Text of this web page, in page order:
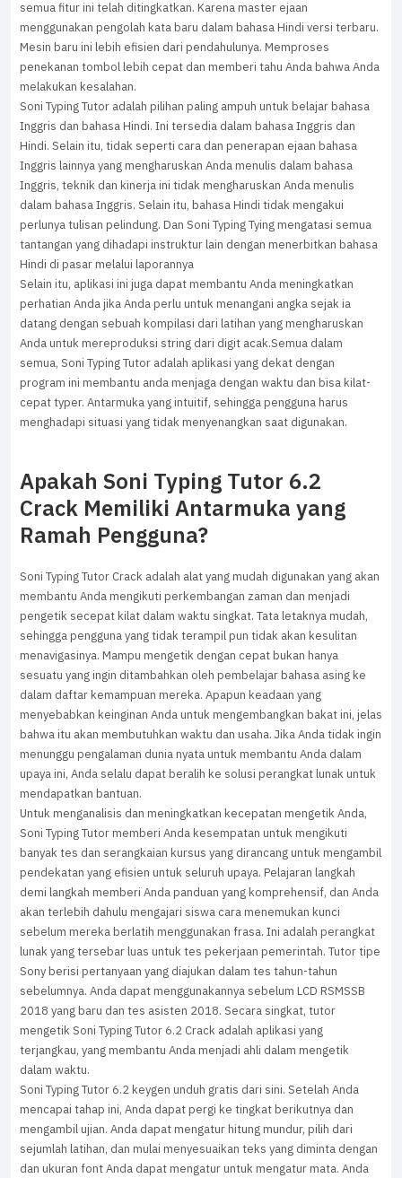
semua fitur ini telah ditingkatkan. Karena master ejaan
menggunakan pengolah kata baru dalam bahasa Hindi versi terbaru.
Mesin baru ini lebih efisien dari pendahulunya. Memproses
penekanan tombol lebih cepat dan memberi tahu Anda bahwa Anda
melakukan kesalahan.
Soni Typing Tutor adalah pilihan paling ampuh untuk belajar bahasa
Inggris dan bahasa Hindi. Ini tersedia dalam bahasa Inggris dan
Hindi. Selain itu, tidak seperti cara dan penerapan ejaan bahasa
Inggris lainnya yang mengharuskan Anda menulis dalam bahasa
Inggris, teknik dan kinerja ini tidak mengharuskan Anda menulis
dalam bahasa Inggris. Selain itu, bahasa Hindi tidak mengakui
perlunya tulisan pelindung. Dan Soni Typing Tying mengatasi semua
tantangan yang dihadapi instruktur lain dengan menerbitkan bahasa
Hindi di pasar melalui laporannya
Selain itu, aplikasi ini juga dapat membantu Anda meningkatkan
perhatian Anda jika Anda perlu untuk menangani angka sejak ia
datang dengan sebuah kompilasi dari latihan yang mengharuskan
Anda untuk mereproduksi string dari digit acak.Semua dalam
semua, Soni Typing Tutor adalah aplikasi yang dekat dengan
program ini membantu anda menjaga dengan waktu dan bisa kilat-
cepat typer. Antarmuka yang intuitif, sehingga pengguna harus
menghadapi situasi yang tidak menyenangkan saat digunakan.
Apakah Soni Typing Tutor 6.2
Crack Memiliki Antarmuka yang
Ramah Pengguna?
Soni Typing Tutor Crack adalah alat yang mudah digunakan yang akan
membantu Anda mengikuti perkembangan zaman dan menjadi
pengetik secepat kilat dalam waktu singkat. Tata letaknya mudah,
sehingga pengguna yang tidak terampil pun tidak akan kesulitan
menavigasinya. Mampu mengetik dengan cepat bukan hanya
sesuatu yang ingin ditambahkan oleh pembelajar bahasa asing ke
dalam daftar kemampuan mereka. Apapun keadaan yang
menyebabkan keinginan Anda untuk mengembangkan bakat ini, jelas
bahwa itu akan membutuhkan waktu dan usaha. Jika Anda tidak ingin
menunggu pengalaman dunia nyata untuk membantu Anda dalam
upaya ini, Anda selalu dapat beralih ke solusi perangkat lunak untuk
mendapatkan bantuan.
Untuk menganalisis dan meningkatkan kecepatan mengetik Anda,
Soni Typing Tutor memberi Anda kesempatan untuk mengikuti
banyak tes dan serangkaian kursus yang dirancang untuk mengambil
pendekatan yang efisien untuk seluruh upaya. Pelajaran langkah
demi langkah memberi Anda panduan yang komprehensif, dan Anda
akan terlebih dahulu mengajari siswa cara menemukan kunci
sebelum mereka berlatih menggunakan frasa. Ini adalah perangkat
lunak yang tersebar luas untuk tes pekerjaan pemerintah. Tutor tipe
Sony berisi pertanyaan yang diajukan dalam tes tahun-tahun
sebelumnya. Anda dapat menggunakannya sebelum LCD RSMSSB
2018 yang baru dan tes asisten 2018. Secara singkat, tutor
mengetik Soni Typing Tutor 6.2 Crack adalah aplikasi yang
terjangkau, yang membantu Anda menjadi ahli dalam mengetik
dalam waktu.
Soni Typing Tutor 6.2 keygen unduh gratis dari sini. Setelah Anda
mencapai tahap ini, Anda dapat pergi ke tingkat berikutnya dan
mengambil ujian. Anda dapat mengatur hitung mundur, pilih dari
sejumlah latihan, dan mulai menyesuaikan teks yang diminta dengan
dan ukuran font Anda dapat mengatur untuk mengatur mata. Anda